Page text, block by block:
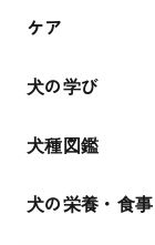
ケア
犬の学び
犬種図鑑
犬の栄養・食事